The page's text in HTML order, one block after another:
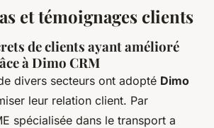
et témoignages clients
de clients ayant amélioré
à Dimo CRM
divers secteurs ont adopté Dimo
leur relation client. Par
spécialisée dans le transport a